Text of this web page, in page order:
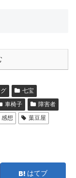
七宝
車椅子
障害者
感想
葉豆屋
はてブ